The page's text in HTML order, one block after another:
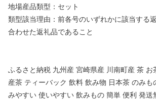
地場産品類型：セット
類型該当理由：前各号のいずれかに該当する
合わせた返礼品であること
ふるさと納税 九州産 宮崎県産 川南町産 茶 お
産茶 ティーバック 飲料 飲み物 日本茶 のみも
みやすい 使いやすい 飲みもの 簡単 便利 発送